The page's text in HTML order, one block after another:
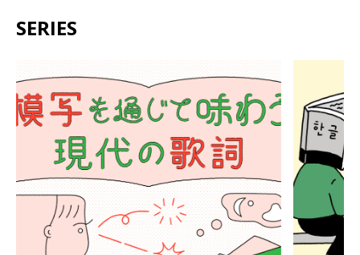
SERIES